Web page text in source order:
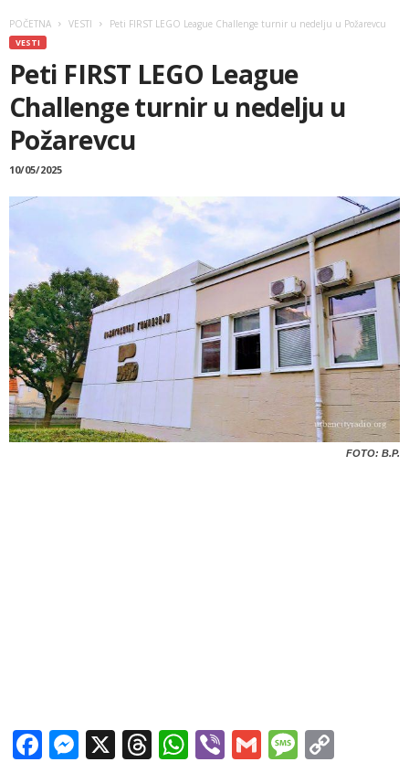
POČETNA VESTI Peti FIRST LEGO League Challenge turnir u nedelju u Požarevcu
VESTI
Peti FIRST LEGO League
Challenge turnir u nedelju u
Požarevcu
10/05/2025
FOTO: B.P.
Facebook
Messenger
X Threads
WhatsApp
ViberGmail